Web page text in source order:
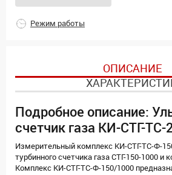
Режим работы
ОПИСАНИЕ
Подробное описание:
счетчик газа КИ-СТГ-
Измерительный комплекс КИ-СТГ-ТС-Ф-
турбинного счетчика газа СТГ-150-1000 и
Комплекс КИ-СТГ-ТС-Ф-150/1000